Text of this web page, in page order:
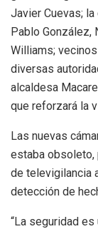
Javier Cuevas;
Pablo González,
Williams;
diversas
alcaldesa
que reforzará la
Las nuevas
estaba obsoleto,
de televigilancia
detección de
“La seguridad